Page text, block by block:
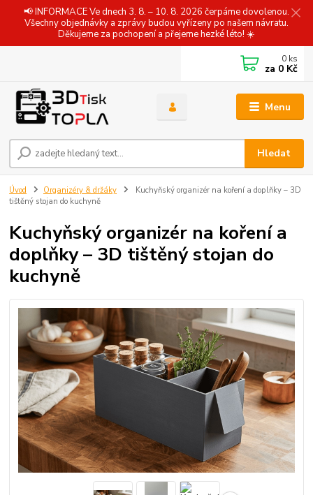
📢 INFORMACE Ve dnech 3. 8. – 10. 8. 2026 čerpáme dovolenou.
Všechny objednávky a zprávy budou vyřízeny po našem návratu.
Děkujeme za pochopení a přejeme hezké léto! ☀️
Menu
Hledat
0 ks
za 0 Kč
Úvod Organizéry & držáky
Kuchyňský organizér na koření a doplňky – 3D
tištěný stojan do kuchyně
Kuchyňský organizér na koření a
doplňky – 3D tištěný stojan do
kuchyně